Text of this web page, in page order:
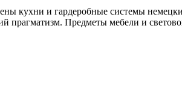
кухни и гардеробные системы
прагматизм. Предметы мебели и